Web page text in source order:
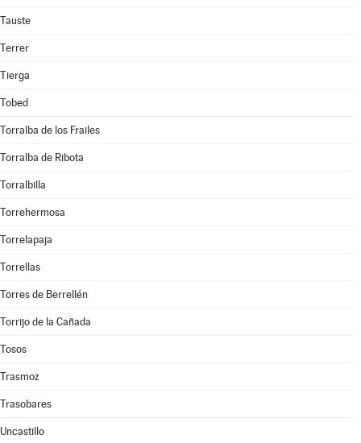
Tauste
Terrer
Tierga
Tobed
Torralba de los Frailes
Torralba de Ribota
Torralbilla
Torrehermosa
Torrelapaja
Torrellas
Torres de Berrellén
Torrijo de la Cañada
Tosos
Trasmoz
Trasobares
Uncastillo